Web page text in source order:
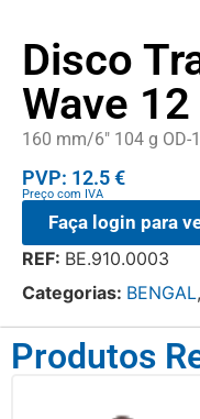
Disco
Wave
160 mm/6″ 104 g OD-
PVP: 12.5 €
Preço com IVA
Faça login para
REF: BE.910.0003
Categorias: BENGAL,
Produtos